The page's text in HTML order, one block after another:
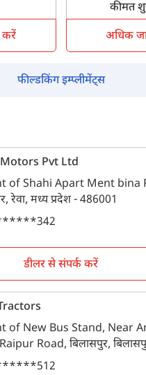
करें
कीमत
अधिक
फील्डकिंग इम्प्लीमेंट्स
Pvt Ltd
of Shahi Apart Ment bina
रेवा, मध्य प्रदेश - 486001
डीलर से संपर्क करें
of New Bus Stand, Near
Road, बिलासपुर,
- 495001
loans
I agree to TVS Credit Services
TVS Credit Services to share
outlined in Privacy Policy.
सबमिट